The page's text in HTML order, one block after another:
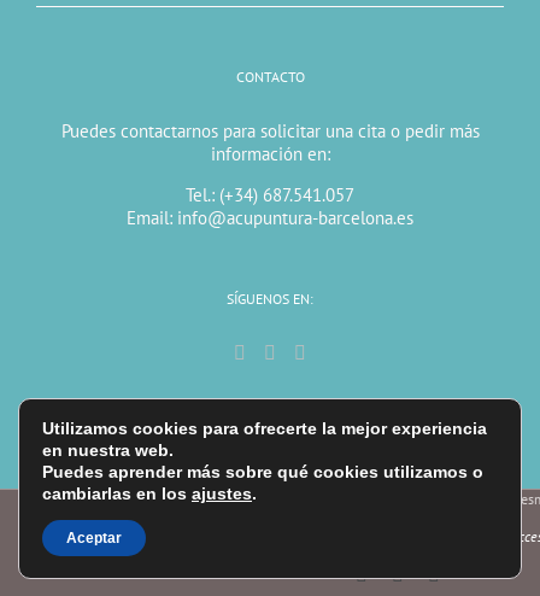
CONTACTO
Puedes contactarnos para solicitar una cita o pedir más
información en:
Tel.: (+34) 687.541.057
Email: info@acupuntura-barcelona.es
SÍGUENOS EN:
Copyright 2026 Healthy Space | All Rights Reserved
Utilizamos cookies para ofrecerte la mejor experiencia
en nuestra web.
Puedes aprender más sobre qué cookies utilizamos o
cambiarlas en los ajustes.
Aceptar